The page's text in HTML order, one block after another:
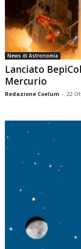
News di Astronomia
Lanciato
Mercurio
Redazione Coelum - 22